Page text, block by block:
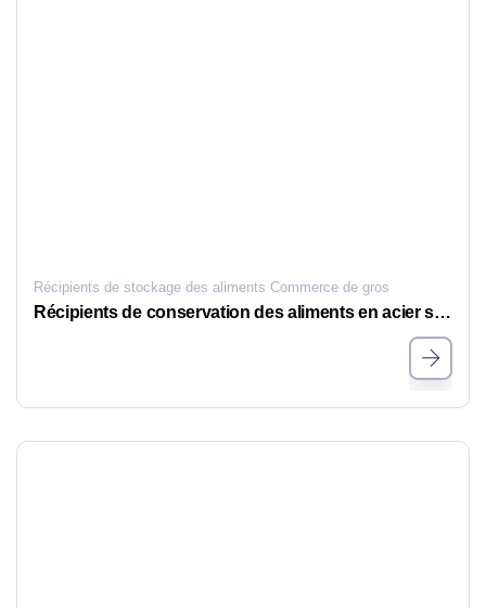
Récipients de stockage des aliments Commerce de gros
Récipients de conservation des aliments en acier sur mesure avec des capacités allant de 420 ml à 4600 ml